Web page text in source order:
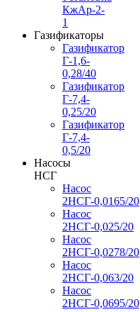
КжАр-2-
1
Газификаторы
Газификатор
Г-1,6-
0,28/40
Газификатор
Г-7,4-
0,25/20
Газификатор
Г-7,4-
0,5/20
Насосы
НСГ
Насос
2НСГ-0,0165/20
Насос
2НСГ-0,025/20
Насос
2НСГ-0,0278/20
Насос
2НСГ-0,063/20
Насос
2НСГ-0,0695/20